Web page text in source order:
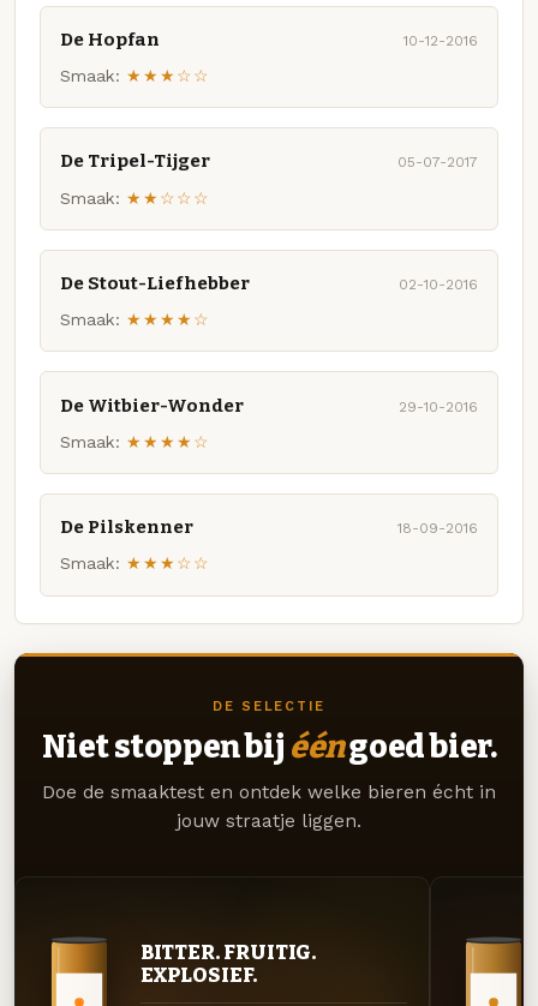
De Hopfan 10-12-2016
Smaak: ★★★☆☆
De Tripel-Tijger 05-07-2017
Smaak: ★★☆☆☆
De Stout-Liefhebber 02-10-2016
Smaak: ★★★★☆
De Witbier-Wonder 29-10-2016
Smaak: ★★★★☆
De Pilskenner 18-09-2016
Smaak: ★★★☆☆
DE SELECTIE
Niet stoppen bij ééngoed bier.
Doe de smaaktest en ontdek welke bieren écht in
jouw straatje liggen.
BITTER. FRUITIG.
EXPLOSIEF.